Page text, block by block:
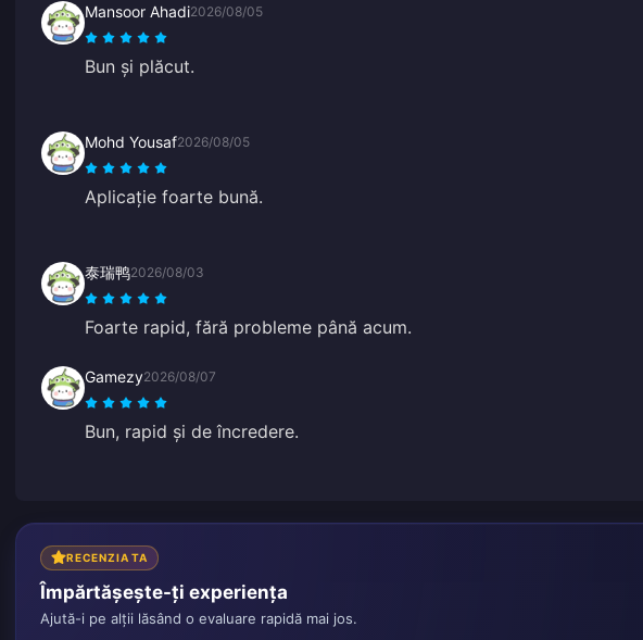
Mansoor Ahadi2026/08/05
Bun și plăcut.
Mohd Yousaf2026/08/05
Aplicație foarte bună.
泰瑞鸭2026/08/03
Foarte rapid, fără probleme până acum.
Gamezy2026/08/07
Bun, rapid și de încredere.
RECENZIA TA
Împărtășește-ți experiența
Ajută-i pe alții lăsând o evaluare rapidă mai jos.